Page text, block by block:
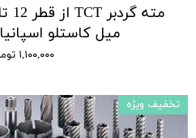
میل کاستلو اسپانیا CASTILLO
۱,۱۰۰,۰۰۰ تومان
تخفیف ویژه